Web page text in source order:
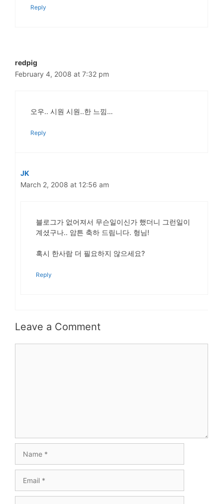
Reply
redpig
February 4, 2008 at 7:32 pm
오우.. 시원 시원..한 느낌…
Reply
JK
March 2, 2008 at 12:56 am
블로그가 없어져서 무슨일이신가 했더니 그런일이
계셨구나.. 암튼 축하 드림니다. 형님!
혹시 한사람 더 필요하지 않으세요?
Reply
Leave a Comment